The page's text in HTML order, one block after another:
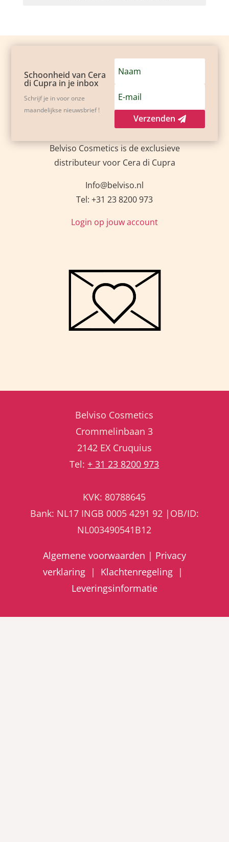
Schoonheid van Cera
di Cupra in je inbox
Schrijf je in voor onze
maandelijkse nieuwsbrief !
Verzenden
Belviso Cosmetics is de exclusieve
distributeur voor Cera di Cupra
Info@belviso.nl
Tel: +31 23 8200 973
Login op jouw account
Belviso Cosmetics
Crommelinbaan 3
2142 EX Cruquius
Tel: + 31 23 8200 973
KVK: 80788645
Bank: NL17 INGB 0005 4291 92 |OB/ID:
NL003490541B12
Algemene voorwaarden | Privacy
verklaring | Klachtenregeling |
Leveringsinformatie